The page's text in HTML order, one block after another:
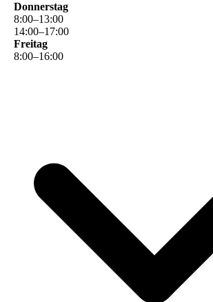
Donnerstag
8:00–13:00
14:00–17:00
Freitag
8:00–16:00